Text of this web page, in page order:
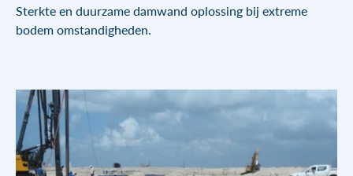
Damwand / Beschoeiing
Ankersystemen
Draadeinde
Neem contact op
Brochures
Sterkte en duurzame damwand oplossing bij extreme
bodem omstandigheden.